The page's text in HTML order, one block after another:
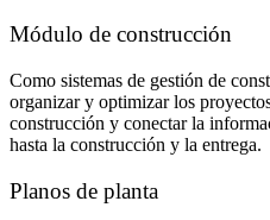
Módulo de construcción
Como sistemas de gestión de
organizar y optimizar los
construcción y conectar la
hasta la construcción y la entrega.
Planos de planta